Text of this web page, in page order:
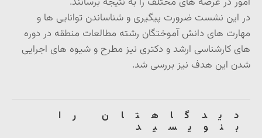
در این نشست ضرورت پیگیری و شناساندن توانایی ها و
مهارت های دانش آموختگان رشته مطالعات منطقه در دوره
های کارشناسی ارشد و دکتری نیز مطرح و شیوه های اجرایی
شدن این هدف نیز بررسی شد.
دیدگاهتان را
بنویسید